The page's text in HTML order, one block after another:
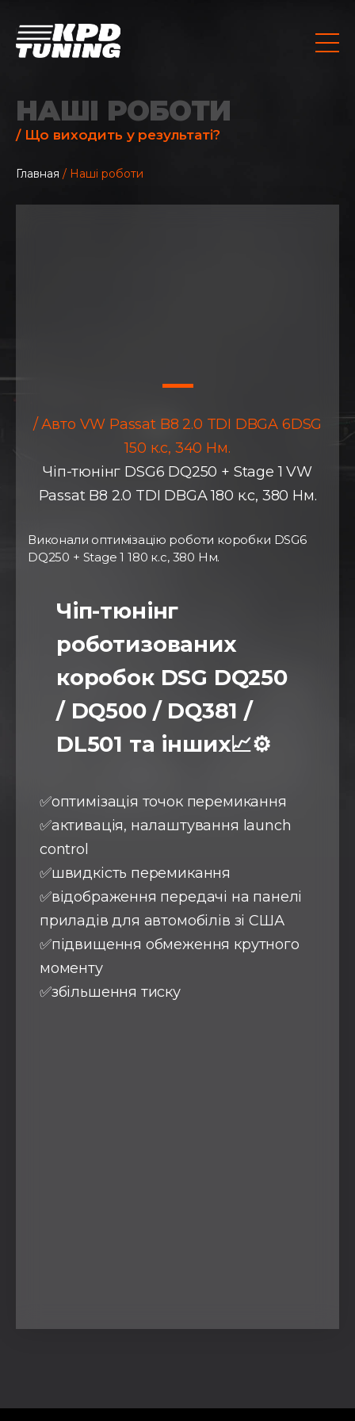
НАШІ РОБОТИ
/ Що виходить у результаті?
Главная / Наші роботи
/ Авто VW Passat B8 2.0 TDI DBGA 6DSG
150 к.с, 340 Нм.
Чіп-тюнінг DSG6 DQ250 + Stage 1 VW
Passat B8 2.0 TDI DBGA 180 к.с, 380 Нм.
Виконали оптимізацію роботи коробки DSG6
DQ250 + Stage 1 180 к.с, 380 Нм.
Чіп-тюнінг
роботизованих
коробок DSG DQ250
/ DQ500 / DQ381 /
DL501 та інших📈⚙️
✅оптимізація точок перемикання
✅активація, налаштування launch
control
✅швидкість перемикання
✅відображення передачі на панелі
приладів для автомобілів зі США
✅підвищення обмеження крутного
моменту
✅збільшення тиску